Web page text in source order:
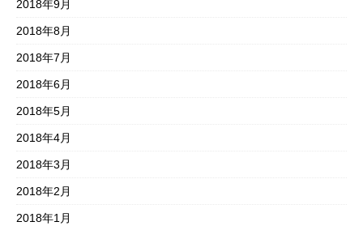
2018年9月
2018年8月
2018年7月
2018年6月
2018年5月
2018年4月
2018年3月
2018年2月
2018年1月